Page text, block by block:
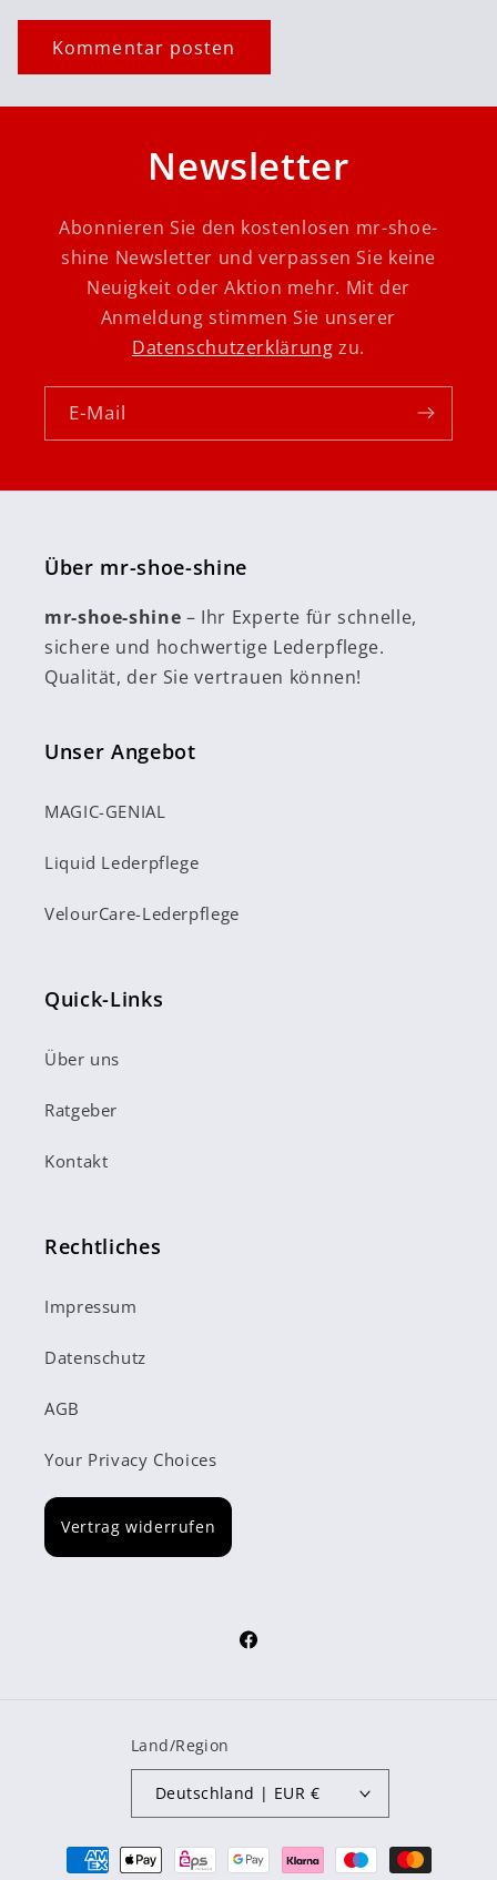
Newsletter
Abonnieren Sie den kostenlosen mr-shoe-
shine Newsletter und verpassen Sie keine
Neuigkeit oder Aktion mehr. Mit der
Anmeldung stimmen Sie unserer
Datenschutzerklärung zu.
E-Mail
Über mr-shoe-shine
mr-shoe-shine – Ihr Experte für schnelle,
sichere und hochwertige Lederpflege.
Qualität, der Sie vertrauen können!
Unser Angebot
MAGIC-GENIAL
Liquid Lederpflege
VelourCare-Lederpflege
Quick-Links
Über uns
Ratgeber
Kontakt
Rechtliches
Impressum
Datenschutz
AGB
Your Privacy Choices
Vertrag widerrufen
Facebook
Land/Region
Deutschland | EUR €
Zahlungsmethoden